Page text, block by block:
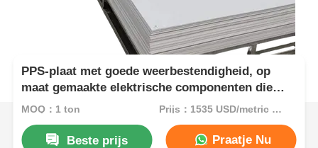
PPS-plaat met goede weerbestendigheid, op
maat gemaakte elektrische componenten die
uitstekende isolatie en mechanische sterkte
MOQ：1 ton Prijs：1535 USD/metric ton (current price)
Beste prijs Praatje Nu